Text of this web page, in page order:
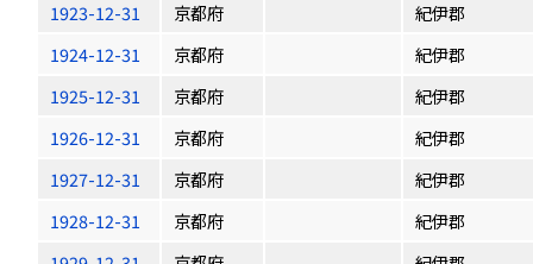
1923-12-31
京都府
紀伊郡
1924-12-31
京都府
紀伊郡
1925-12-31
京都府
紀伊郡
1926-12-31
京都府
紀伊郡
1927-12-31
京都府
紀伊郡
1928-12-31
京都府
紀伊郡